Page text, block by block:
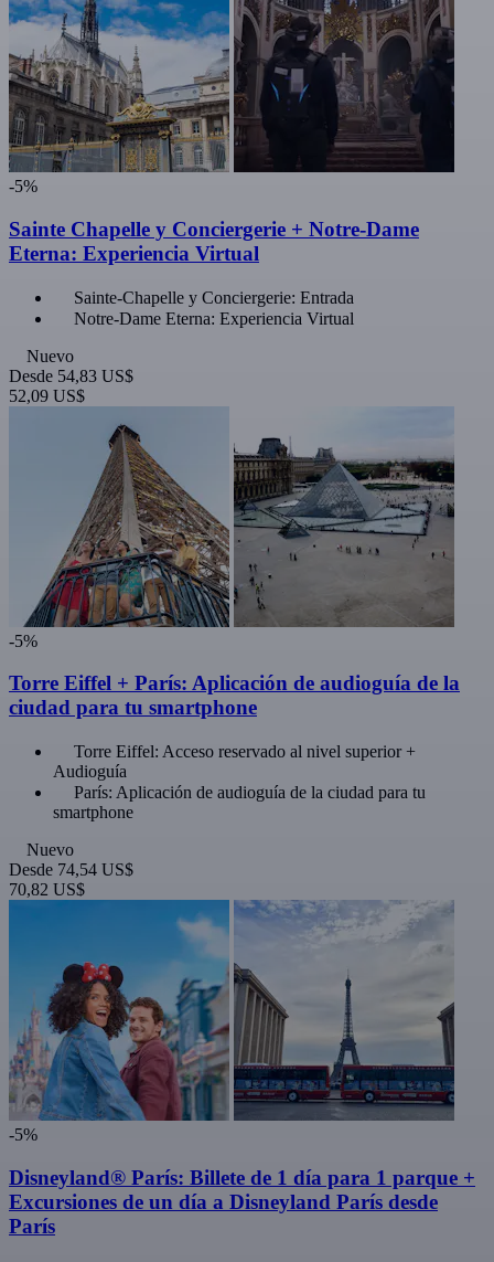
-5%
Sainte Chapelle y Conciergerie + Notre-Dame
Eterna: Experiencia Virtual
Sainte-Chapelle y Conciergerie: Entrada
Notre-Dame Eterna: Experiencia Virtual
Nuevo
Desde 54,83 US$
52,09 US$
-5%
Torre Eiffel + París: Aplicación de audioguía de la
ciudad para tu smartphone
Torre Eiffel: Acceso reservado al nivel superior +
Audioguía
París: Aplicación de audioguía de la ciudad para tu
smartphone
Nuevo
Desde 74,54 US$
70,82 US$
-5%
Disneyland® París: Billete de 1 día para 1 parque +
Excursiones de un día a Disneyland París desde
París